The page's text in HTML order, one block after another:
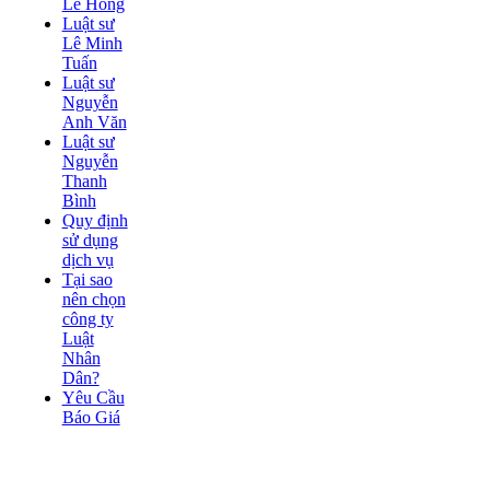
Lê Hồng
Luật sư
Lê Minh
Tuấn
Luật sư
Nguyễn
Anh Văn
Luật sư
Nguyễn
Thanh
Bình
Quy định
sử dụng
dịch vụ
Tại sao
nên chọn
công ty
Luật
Nhân
Dân?
Yêu Cầu
Báo Giá